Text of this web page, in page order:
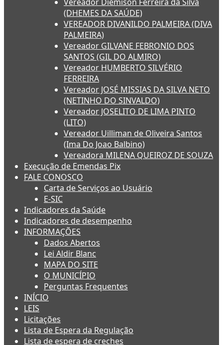
(DHEMES DA SAÚDE)
VEREADOR DIVANILDO PALMEIRA (DIVA
PALMEIRA)
Vereador GILVANE FEBRONIO DOS
SANTOS (GIL DO ALMIRO)
Vereador HUMBERTO SILVÉRIO
FERREIRA
Vereador JOSÉ MISSIAS DA SILVA NETO
(NETINHO DO SINVALDO)
Vereador JOSELITO DE LIMA PINTO
(LITO)
Vereador Uilliman de Oliveira Santos
(Ima Do Joao Balbino)
Vereadora MILENA QUEIROZ DE SOUZA
Execução de Emendas Pix
FALE CONOSCO
Carta de Serviços ao Usuário
E-SIC
Indicadores da Saúde
Indicadores de desempenho
INFORMAÇÕES
Dados Abertos
Lei Aldir Blanc
MAPA DO SITE
O MUNICÍPIO
Perguntas Frequentes
INÍCIO
LEIS
Licitações
Lista de Espera da Regulação
Lista de espera de creches